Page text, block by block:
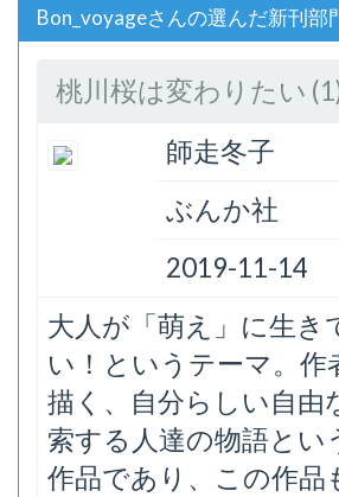
Bon_voyageさんの選んだ新刊部
桃川桜は変わりたい
師走冬子
ぶんか社
2019-11-14
大人が「萌え」に生き
い！というテーマ。作
描く、自分らしい自由
索する人達の物語とい
作品であり、この作品